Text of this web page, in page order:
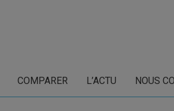
COMPARER L’ACTU NOUS